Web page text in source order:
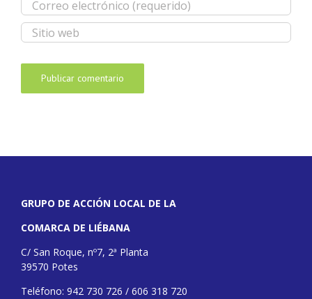
GRUPO DE ACCIÓN LOCAL DE LA
COMARCA DE LIÉBANA
C/ San Roque, nº7, 2ª Planta
39570 Potes
Teléfono: 942 730 726 / 606 318 720